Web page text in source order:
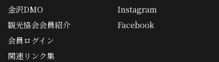
金沢DMO
観光協会会員紹介
会員ログイン
関連リンク集
Instagram
Facebook